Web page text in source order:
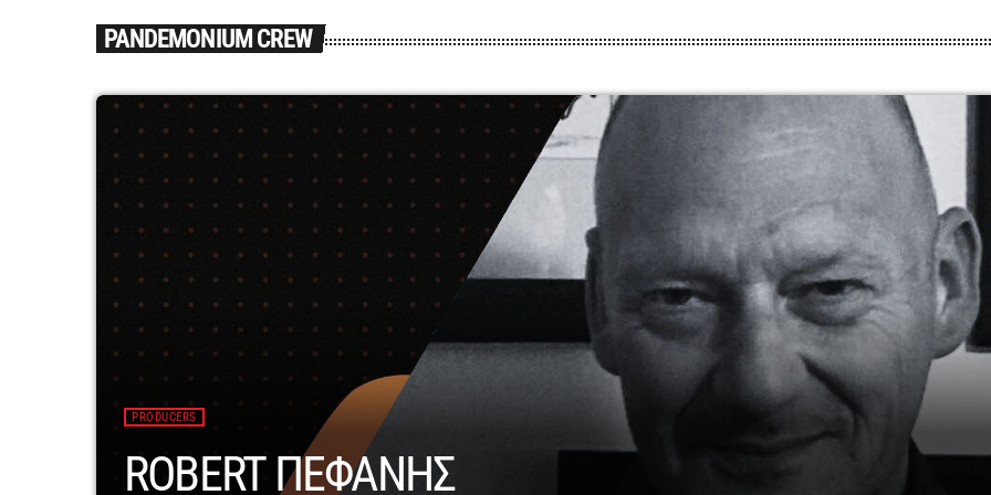
PANDEMONIUM CREW
PRODUCERS
ROBERT ΠΕΦΑΝΗΣ